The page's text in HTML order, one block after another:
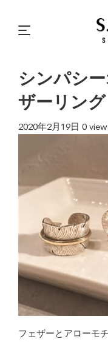
シンパシ
ザーリング
2020年2月19日 0
フェザーとアローモ